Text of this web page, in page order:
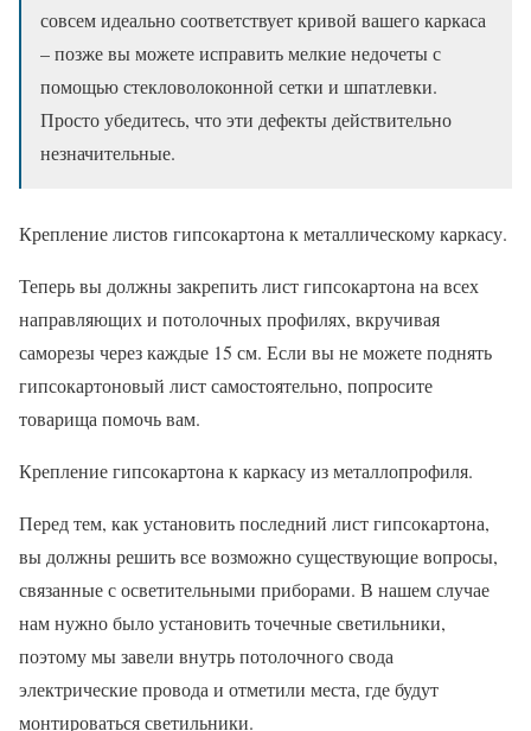
совсем идеально соответствует кривой вашего каркаса
– позже вы можете исправить мелкие недочеты с
помощью стекловолоконной сетки и шпатлевки.
Просто убедитесь, что эти дефекты действительно
незначительные.
Крепление листов гипсокартона к металлическому каркасу.
Теперь вы должны закрепить лист гипсокартона на всех
направляющих и потолочных профилях, вкручивая
саморезы через каждые 15 см. Если вы не можете поднять
гипсокартоновый лист самостоятельно, попросите
товарища помочь вам.
Крепление гипсокартона к каркасу из металлопрофиля.
Перед тем, как установить последний лист гипсокартона,
вы должны решить все возможно существующие вопросы,
связанные с осветительными приборами. В нашем случае
нам нужно было установить точечные светильники,
поэтому мы завели внутрь потолочного свода
электрические провода и отметили места, где будут
монтироваться светильники.